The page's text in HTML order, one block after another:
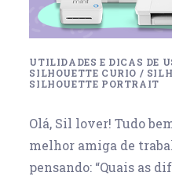
UTILIDADES E DICAS DE
SILHOUETTE CURIO /
SILHOUETTE PORTRAIT
Olá, Sil lover! Tudo
melhor amiga de
pensando: “Quais as